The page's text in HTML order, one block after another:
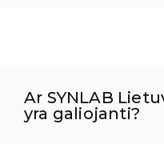
Ar SYNLAB
yra galiojanti?